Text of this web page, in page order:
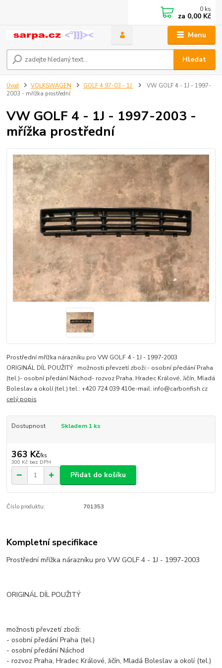
Menu
Hledat
0 ks
za 0,00 Kč
Úvod VOLKSWAGEN GOLF 4 97-03 - 1J
VW GOLF 4 - 1J - 1997-
2003 - mřížka prostřední
VW GOLF 4 - 1J - 1997-2003 -
mřížka prostřední
Prostřední mřížka nárazníku pro VW GOLF 4 - 1J - 1997-2003
ORIGINÁL DÍL POUŽITÝ možnosti převzetí zboži:- osobní předání Praha
(tel.)- osobní předání Náchod- rozvoz Praha, Hradec Králové, Jičín, Mladá
Boleslav a okolí (tel.) tel.: +420 724 039 410e-mail: info@carbonfish.cz
celý popis
Dostupnost Skladem 1 ks
363 Kč/ks
300 Kč bez DPH
Přidat do košíku
Číslo produktu: 701353
Kompletní specifikace
Prostřední mřížka nárazníku pro VW GOLF 4 - 1J - 1997-2003
ORIGINÁL DÍL POUŽITÝ
možnosti převzetí zboži:
- osobní předání Praha (tel.)
- osobní předání Náchod
- rozvoz Praha, Hradec Králové, Jičín, Mladá Boleslav a okolí (tel.)